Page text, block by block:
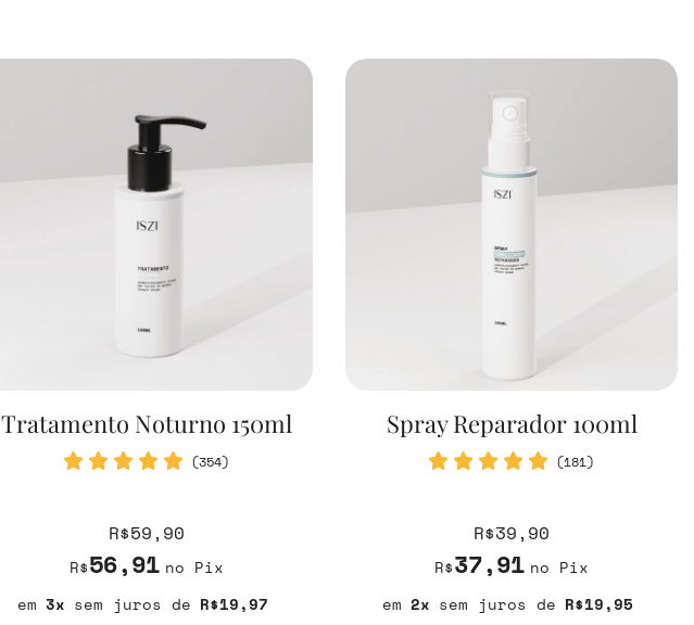
Tratamento Noturno 150ml
(354)
R$59,90
R$56,91 no Pix
3
R$19,97
sem juros
Spray Reparador 100ml
(181)
R$39,90
R$37,91 no Pix
2
R$19,95
sem juros